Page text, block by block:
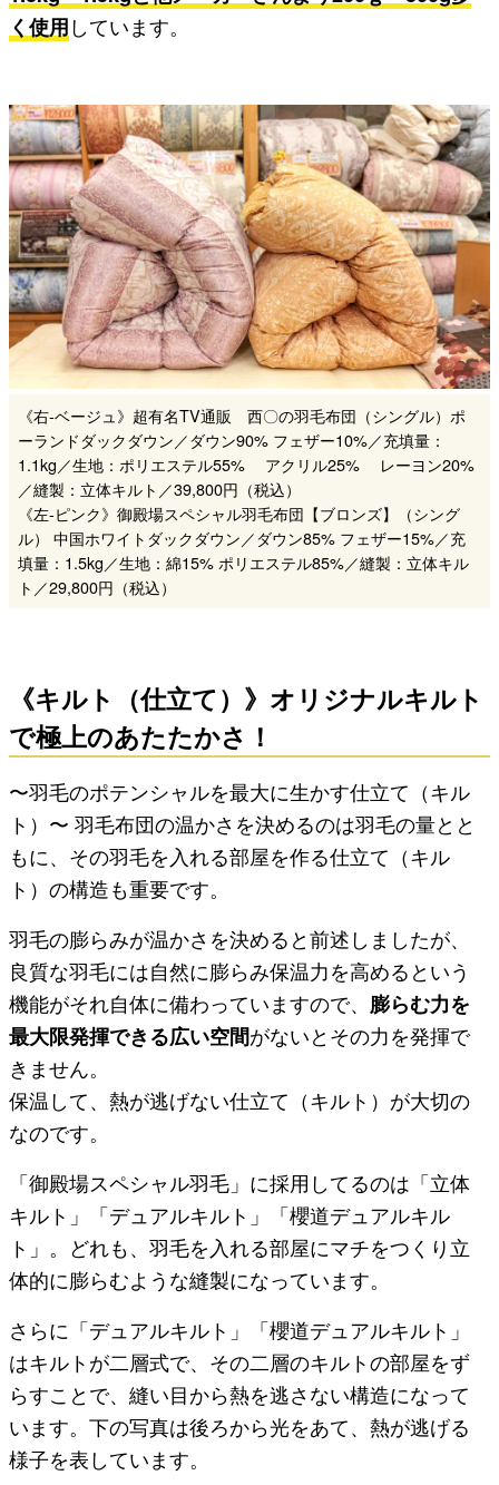
く使用しています。
《右-ベージュ》超有名TV通販 西〇の羽毛布団（シングル）ポ
ーランドダックダウン／ダウン90% フェザー10%／充填量：
1.1kg／生地：ポリエステル55% アクリル25% レーヨン20%
／縫製：立体キルト／39,800円（税込）
《左-ピンク》御殿場スペシャル羽毛布団【ブロンズ】（シング
ル） 中国ホワイトダックダウン／ダウン85% フェザー15%／充
填量：1.5kg／生地：綿15% ポリエステル85%／縫製：立体キル
ト／29,800円（税込）
《キルト（仕立て）》オリジナルキルト
で極上のあたたかさ！
〜羽毛のポテンシャルを最大に生かす仕立て（キル
ト）〜 羽毛布団の温かさを決めるのは羽毛の量とと
もに、その羽毛を入れる部屋を作る仕立て（キル
ト）の構造も重要です。
羽毛の膨らみが温かさを決めると前述しましたが、
良質な羽毛には自然に膨らみ保温力を高めるという
機能がそれ自体に備わっていますので、 膨らむ力を
最大限発揮できる広い空間がないとその力を発揮で
きません。
保温して、熱が逃げない仕立て（キルト）が大切の
なのです。
「御殿場スペシャル羽毛」に採用してるのは「立体
キルト」「デュアルキルト」「櫻道デュアルキル
ト」。どれも、羽毛を入れる部屋にマチをつくり立
体的に膨らむような縫製になっています。
さらに「デュアルキルト」「櫻道デュアルキルト」
はキルトが二層式で、その二層のキルトの部屋をず
らすことで、縫い目から熱を逃さない構造になって
います。下の写真は後ろから光をあて、熱が逃げる
様子を表しています。